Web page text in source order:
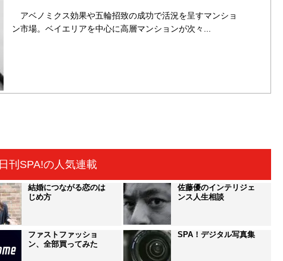
アベノミクス効果や五輪招致の成功で活況を呈すマンショ
ン市場。ベイエリアを中心に高層マンションが次々...
日刊SPA!の人気連載
結婚につながる恋のは
じめ方
佐藤優のインテリジェ
ンス人生相談
ファストファッショ
ン、全部買ってみた
SPA！デジタル写真集